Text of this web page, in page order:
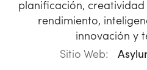
planificación,
rendimiento,
innovación y
Sitio Web: